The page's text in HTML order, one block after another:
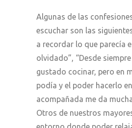
Algunas de las
escuchar son las
a recordar lo que parecía
olvidado”, “Desde
gustado cocinar, pero en
podía y el poder hacerlo
acompañada me da
Otros de nuestros